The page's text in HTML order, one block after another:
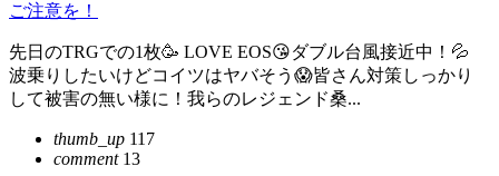
ご注意を！
先日のTRGでの1枚🥳 LOVE EOS😘ダブル台風接近中！💦
波乗りしたいけどコイツはヤバそう😱皆さん対策しっかり
して被害の無い様に！我らのレジェンド桑...
thumb_up 117
comment13